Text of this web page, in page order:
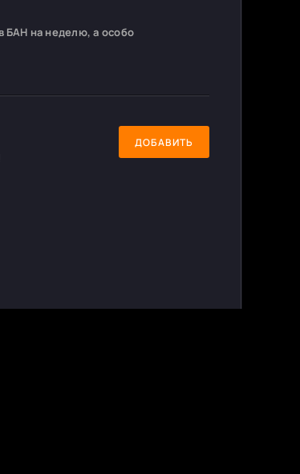
БАН на неделю, а особо
ДОБАВИТЬ